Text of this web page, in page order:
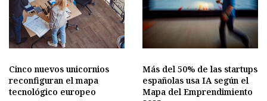
Cinco nuevos unicornios
reconfiguran el mapa
tecnológico europeo
Más del 50% de las startups
españolas usa IA según el
Mapa del Emprendimiento